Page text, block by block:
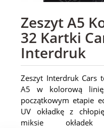
Zeszyt A5
32 Kartki
Interdruk
Zeszyt Interdruk Cars
A5 w kolorową
początkowym etapie
UV okładkę z
miksie okładek